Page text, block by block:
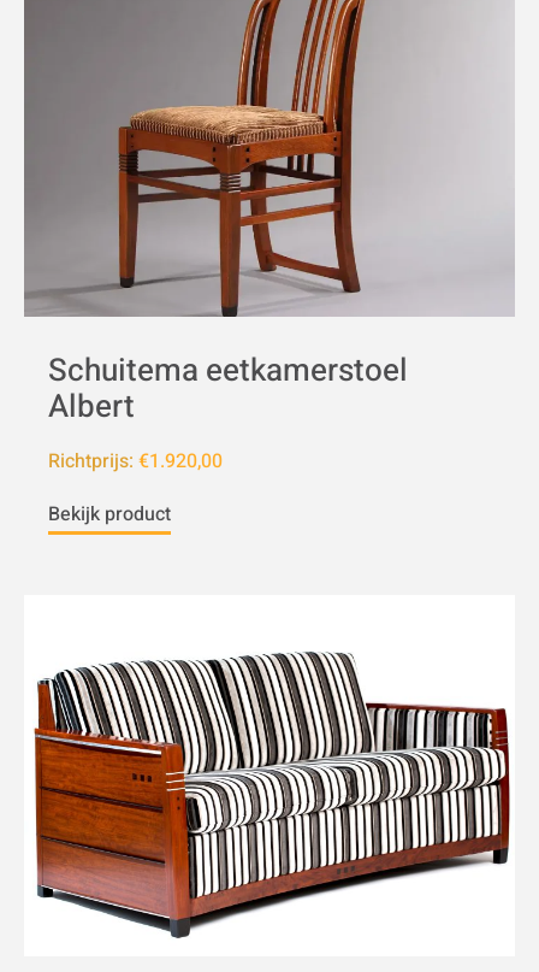
Schuitema eetkamerstoel
Albert
Richtprijs: €1.920,00
Bekijk product